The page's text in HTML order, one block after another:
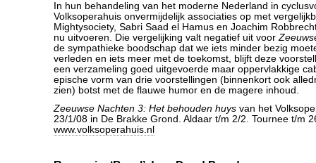
In hun behandeling van het moderne Nederland in
Volksoperahuis onvermijdelijk associaties op met
Mightysociety, Sabri Saad el Hamus en Joachim
nu uitvoeren. Die vergelijking valt negatief uit voor
de sympathieke boodschap dat we iets minder bezig
verleden en iets meer met de toekomst, blijft deze
een verzameling goed uitgevoerde maar oppervlakkige
epische vorm van drie voorstellingen (binnenkort ook
zien) botst met de flauwe humor en de magere inhoud.
Zeeuwse Nachten 3: Het behouden huys van het
23/1/08 in De Brakke Grond. Aldaar t/m 2/2. Tournee t/m
www.volksoperahuis.nl